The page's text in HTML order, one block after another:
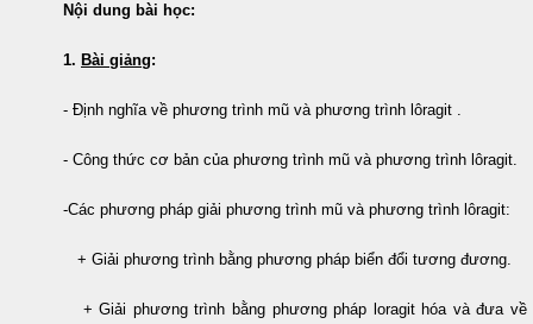
Nội dung bài học:
1. Bài giảng:
- Định nghĩa về phương trình mũ và phương trình lôragit .
- Công thức cơ bản của phương trình mũ và phương trình lôragit.
-Các phương pháp giải phương trình mũ và phương trình lôragit:
+ Giải phương trình bằng phương pháp biển đổi tương đương.
+ Giải phương trình bằng phương pháp loragit hóa và đưa về